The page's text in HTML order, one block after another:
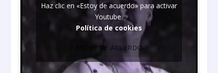
Haz clic en «Estoy de acuerdo» para activar
Youtube
Política de cookies
ESTOY DE ACUERDO